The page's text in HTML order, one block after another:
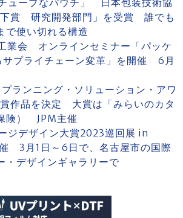
ューブなパウチ」 日本包装技術協
賞 研究開発部門」を受賞 誰でも
で使い切れる構造
業会 オンラインセミナー「パッケ
プライチェーン変革」を開催 6月
プランニング・ソリューション・アワ
作品を決定 大賞は「みらいのカタ
険） JPM主催
ジデザイン大賞2023巡回展 in
3月1日～6日で、名古屋市の国際
・デザインギャラリーで